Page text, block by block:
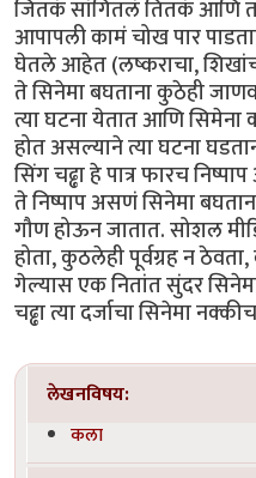
जितकं सांगितलं तितकं आणि
आपापली कामं चोख पार
घेतले आहेत (लष्कराचा,
ते सिनेमा बघताना कुठेही
त्या घटना येतात आणि
होत असल्याने त्या घटना
सिंग चढ्ढा हे पात्र फारच
ते निष्पाप असणं सिनेमा
गौण होऊन जातात. सोशल
होता, कुठलेही पूर्वग्रह न
गेल्यास एक नितांत सुंदर
चढ्ढा त्या दर्जाचा सिनेमा
लेखनविषय:
कला